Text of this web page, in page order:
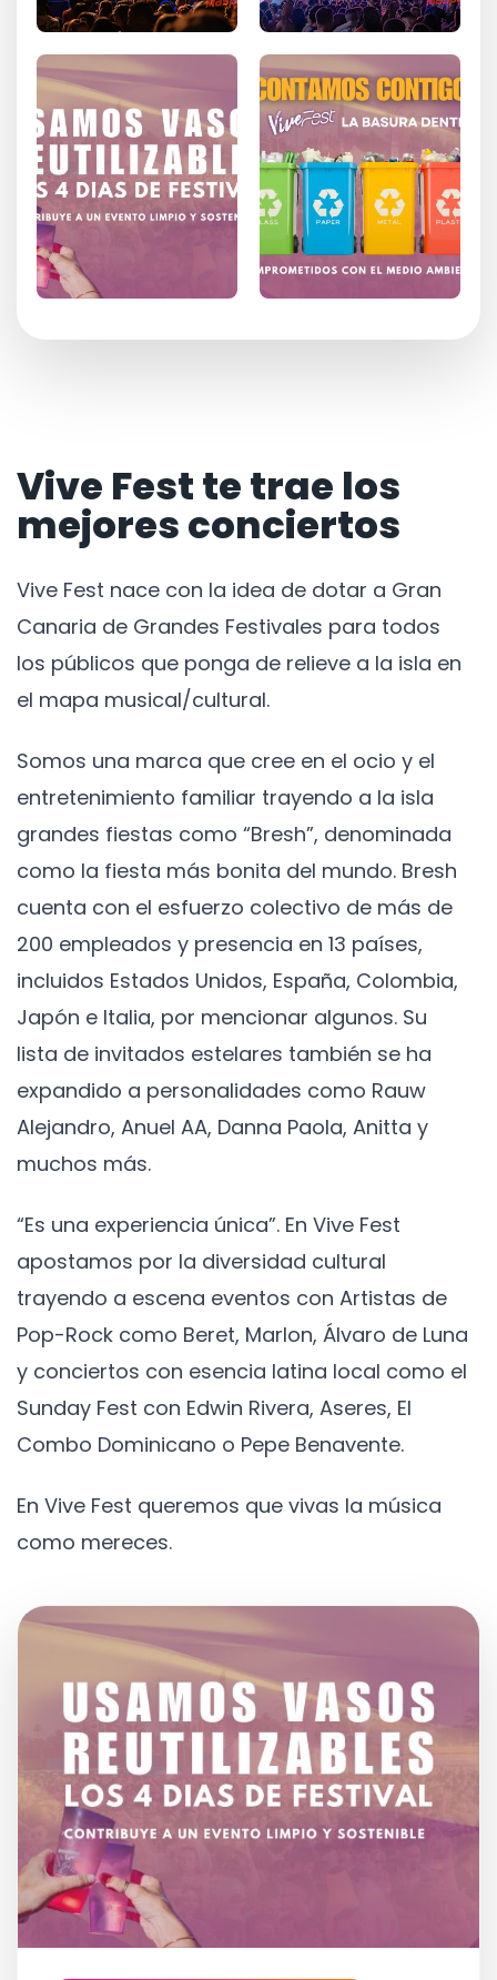
Vive Fest te trae los
mejores conciertos
Vive Fest nace con la idea de dotar a Gran
Canaria de Grandes Festivales para todos
los públicos que ponga de relieve a la isla en
el mapa musical/cultural.
Somos una marca que cree en el ocio y el
entretenimiento familiar trayendo a la isla
grandes fiestas como “Bresh”, denominada
como la fiesta más bonita del mundo. Bresh
cuenta con el esfuerzo colectivo de más de
200 empleados y presencia en 13 países,
incluidos Estados Unidos, España, Colombia,
Japón e Italia, por mencionar algunos. Su
lista de invitados estelares también se ha
expandido a personalidades como Rauw
Alejandro, Anuel AA, Danna Paola, Anitta y
muchos más.
“Es una experiencia única”. En Vive Fest
apostamos por la diversidad cultural
trayendo a escena eventos con Artistas de
Pop-Rock como Beret, Marlon, Álvaro de Luna
y conciertos con esencia latina local como el
Sunday Fest con Edwin Rivera, Aseres, El
Combo Dominicano o Pepe Benavente.
En Vive Fest queremos que vivas la música
como mereces.